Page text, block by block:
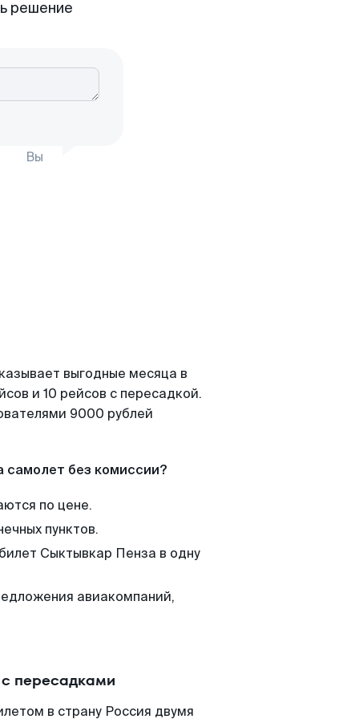
решение
Вы
выгодные месяца в
и 10 рейсов с пересадкой.
9000 рублей
самолет без комиссии?
по цене.
пунктов.
Сыктывкар Пенза в одну
авиакомпаний,
пересадками
в страну Россия двумя